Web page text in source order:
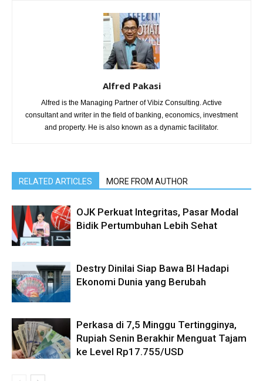
Alfred Pakasi
Alfred is the Managing Partner of Vibiz Consulting. Active
consultant and writer in the field of banking, economics, investment
and property. He is also known as a dynamic facilitator.
RELATED ARTICLES MORE FROM AUTHOR
OJK Perkuat Integritas, Pasar Modal
Bidik Pertumbuhan Lebih Sehat
Destry Dinilai Siap Bawa BI Hadapi
Ekonomi Dunia yang Berubah
Perkasa di 7,5 Minggu Tertingginya,
Rupiah Senin Berakhir Menguat Tajam
ke Level Rp17.755/USD